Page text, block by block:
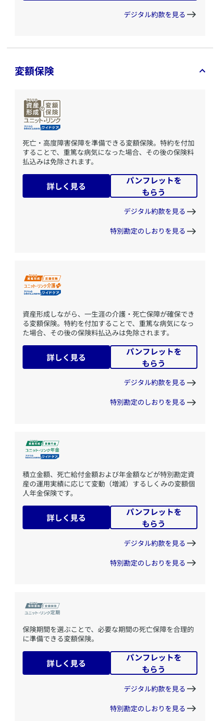
デジタル約款を見る
変額保険
​死亡・高度障害保障を準備できる変額保険。特約を付加
することで、重篤な病気になった場合、その後の保険料
払込みは免除されます。
詳しく見る
パンフレットを
もらう
デジタル約款を見る
特別勘定のしおりを見る
​資産形成しながら、一生涯の介護・死亡保障が確保でき
る変額保険。特約を付加することで、重篤な病気になっ
た場合、その後の保険料払込みは免除されます。
詳しく見る
パンフレットを
もらう
デジタル約款を見る
特別勘定のしおりを見る
​積立金額、死亡給付金額および年金額などが特別勘定資
産の運用実績に応じて変動（増減）するしくみの変額個
人年金保険です。
詳しく見る
パンフレットを
もらう
デジタル約款を見る
特別勘定のしおりを見る
​保険期間を選ぶことで、必要な期間の死亡保障を合理的
に準備できる変額保険。
詳しく見る
パンフレットを
もらう
デジタル約款を見る
特別勘定のしおりを見る